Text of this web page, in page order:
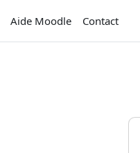
Aide Moodle Contact